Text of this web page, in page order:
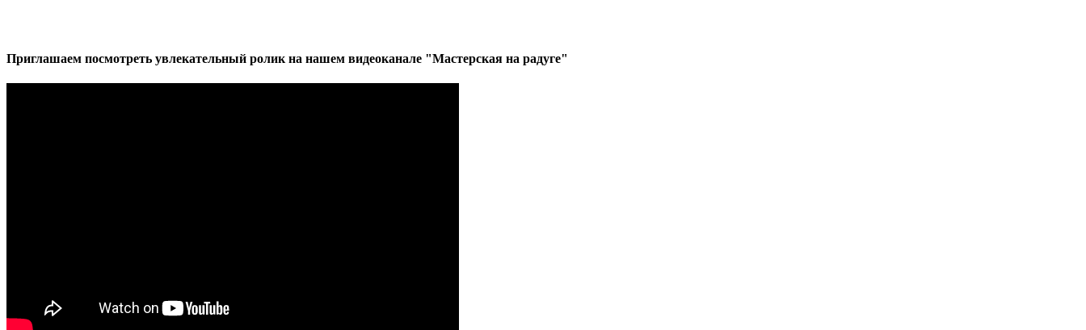
Приглашаем посмотреть увлекательный ролик на нашем видеоканале "Мастерская на радуге"